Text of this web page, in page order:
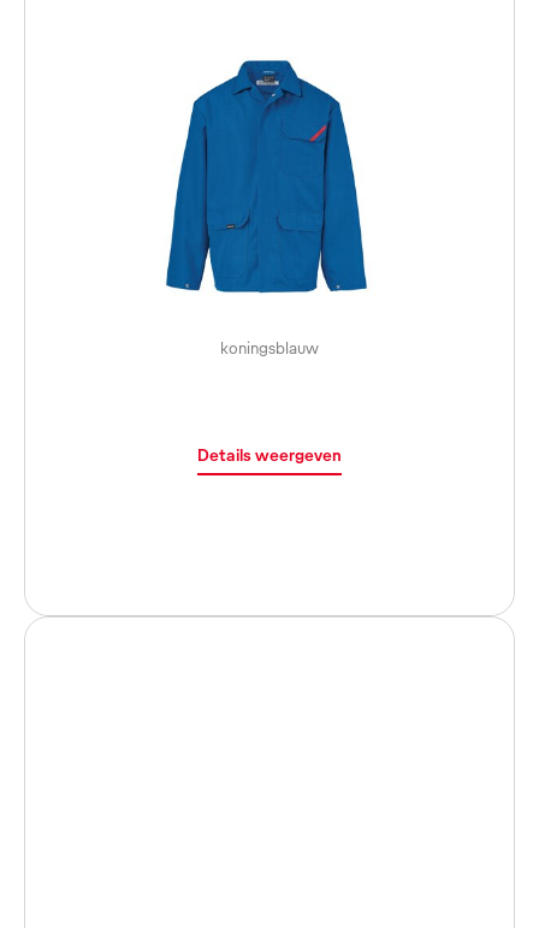
koningsblauw
Details weergeven